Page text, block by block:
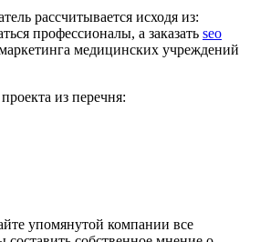
рассчитывается исходя из:
профессионалы, а заказать seo
медицинских учреждений
из перечня:
упомянутой компании все